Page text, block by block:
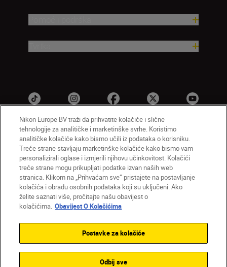
HR Nikon Sites
Obratite nam se
Obavijest o zaštiti privatnosti
Uvjeti upotrebe
Obavijest o kolačićima
Postavke kolačića
© 2026 Nikon
Back to top
Nikon Europe BV traži da prihvatite kolačiće i slične
tehnologije za analitičke i marketinške svrhe. Koristimo
analitičke kolačiće kako bismo učili iz podataka o korisniku.
Treće strane stavljaju marketinške kolačiće kako bismo vam
personalizirali oglase i izmjerili njihovu učinkovitost. Kolačići
treće strane mogu prikupljati podatke izvan naših web
stranica. Klikom na „Prihvaćam sve” pristajete na postavljanje
kolačića i obradu osobnih podataka koji su uključeni. Ako
želite saznati više, pročitajte našu obavijest o
kolačićima. Obavijest O Kolačićima
Postavke za kolačiće
Odbij sve